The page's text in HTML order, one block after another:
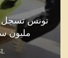
مليون سائح